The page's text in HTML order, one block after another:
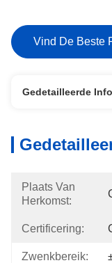
Vind De Beste
Gedetailleerde
Plaats Van
Herkomst:
Certificering:
Zwenkbereik: